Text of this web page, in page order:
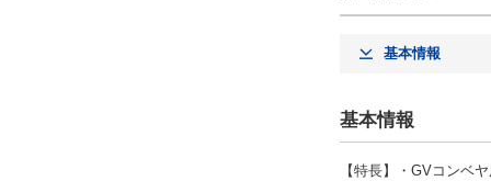
基本情報
基本情報
【特長】・GVコンベ